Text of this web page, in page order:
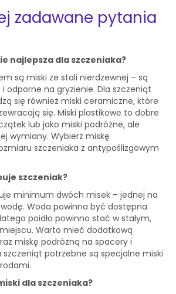
zadawane pytania
najlepsza dla szczeniaka?
są miski ze stali nierdzewnej – są
i odporne na gryzienie. Dla szczeniąt
się również miski ceramiczne, które
się. Miski plastikowe to dobre
lub jako miski podróżne, ale
wymiany. Wybierz miskę
szczeniaka z antypoślizgowym
szczeniak?
minimum dwóch misek – jednej na
Woda powinna być dostępna
poidło powinno stać w stałym,
Warto mieć dodatkową
miskę podróżną na spacery i
szczeniąt potrzebne są specjalne miski
dla szczeniaka?